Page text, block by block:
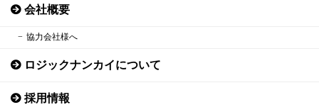
会社概要
協力会社様へ
ロジックナンカイについて
採用情報